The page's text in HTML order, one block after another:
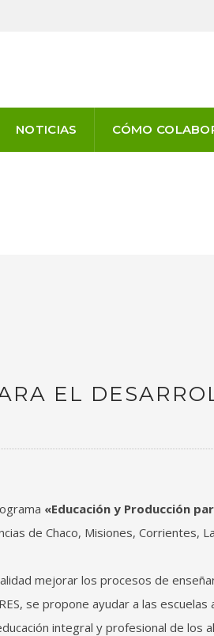
NOTICIAS CÓMO
EL
«Educación y Producción
de Chaco, Misiones, Corrientes,
mejorar los procesos de
se propone ayudar a las
integral y profesional de los